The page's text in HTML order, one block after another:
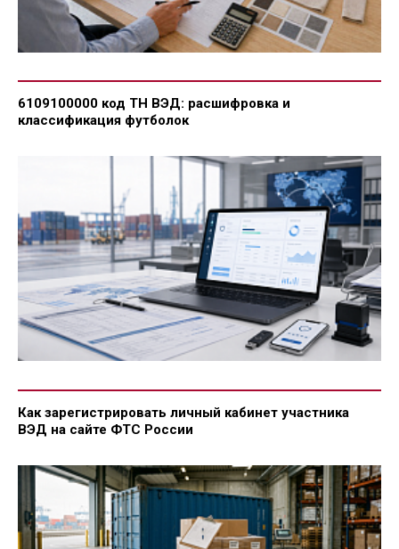
6109100000 код ТН ВЭД: расшифровка и
классификация футболок
Как зарегистрировать личный кабинет участника
ВЭД на сайте ФТС России